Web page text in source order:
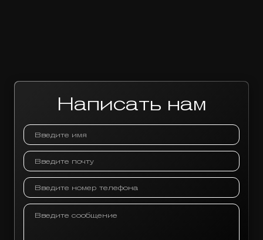
Написать нам